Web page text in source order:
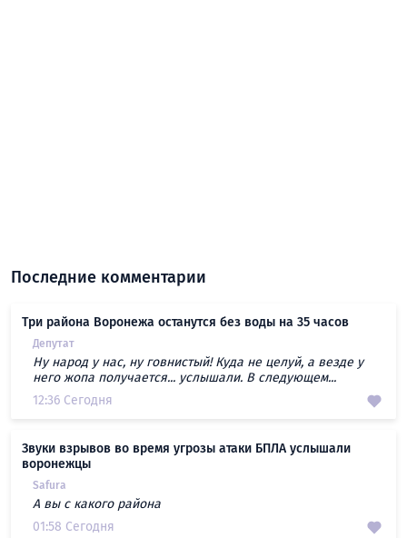
Последние комментарии
Три района Воронежа останутся без воды на 35 часов
Депутат
Ну народ у нас, ну говнистый! Куда не целуй, а везде у
него жопа получается... услышали. В следующем...
12:36 Сегодня
Звуки взрывов во время угрозы атаки БПЛА услышали
воронежцы
Safura
А вы с какого района
01:58 Сегодня